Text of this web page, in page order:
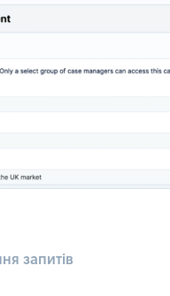
запитів